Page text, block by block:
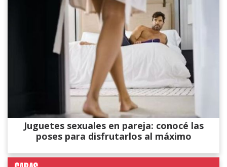
Juguetes sexuales en pareja: conocé las
poses para disfrutarlos al máximo